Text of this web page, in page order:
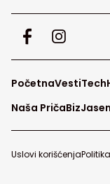
PočetnaVestiTech
Naša PričaBiz
Uslovi korišćenja